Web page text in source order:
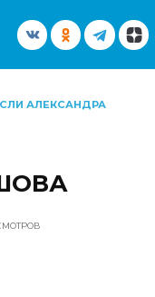
АЛЕКСАНДРА